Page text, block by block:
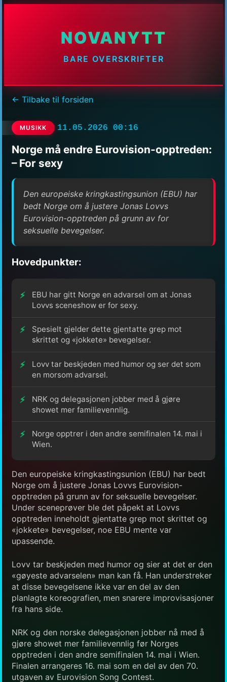
NOVANYTT
BARE OVERSKRIFTER
← Tilbake til forsiden
MUSIKK 11.05.2026 00:16
Norge må endre Eurovision-opptreden:
– For sexy
Den europeiske kringkastingsunion (EBU) har
bedt Norge om å justere Jonas Lovvs
Eurovision-opptreden på grunn av for
seksuelle bevegelser.
Hovedpunkter:
EBU har gitt Norge en advarsel om at Jonas
Lovvs sceneshow er for sexy.
Spesielt gjelder dette gjentatte grep mot
skrittet og «jokkete» bevegelser.
Lovv tar beskjeden med humor og ser det som
en morsom advarsel.
NRK og delegasjonen jobber med å gjøre
showet mer familievennlig.
Norge opptrer i den andre semifinalen 14. mai i
Wien.
Den europeiske kringkastingsunion (EBU) har bedt
Norge om å justere Jonas Lovvs Eurovision-
opptreden på grunn av for seksuelle bevegelser.
Under sceneprøver ble det påpekt at Lovvs
opptreden inneholdt gjentatte grep mot skrittet og
«jokkete» bevegelser, noe EBU mente var
upassende.
Lovv tar beskjeden med humor og sier at det er den
«gøyeste advarselen» man kan få. Han understreker
at disse bevegelsene ikke var en del av den
planlagte koreografien, men snarere improvisasjoner
fra hans side.
NRK og den norske delegasjonen jobber nå med å
gjøre showet mer familievennlig før Norges
opptreden i den andre semifinalen 14. mai i Wien.
Finalen arrangeres 16. mai som en del av den 70.
utgaven av Eurovision Song Contest.